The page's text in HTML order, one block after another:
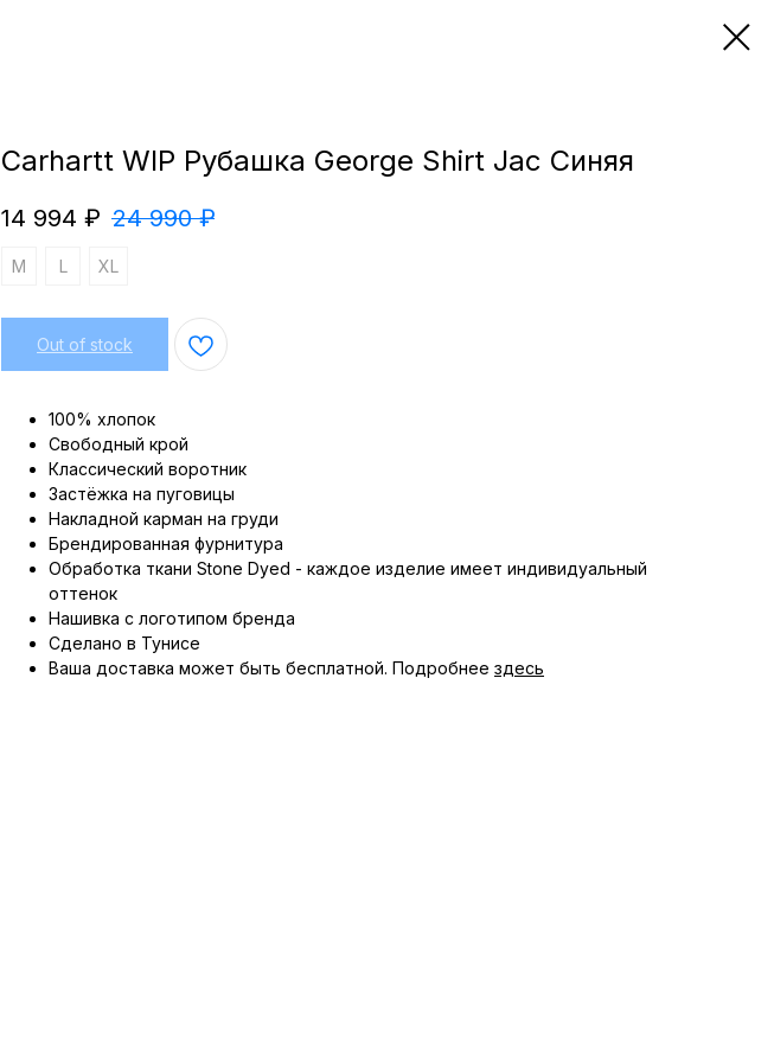
Carhartt WIP Рубашка George Shirt Jac Синяя
14 994 ₽ 24 990 ₽
M L XL
Out of stock
100% хлопок
Свободный крой
Классический воротник
Застёжка на пуговицы
Накладной карман на груди
Брендированная фурнитура
Обработка ткани Stone Dyed - каждое изделие имеет индивидуальный
оттенок
Нашивка с логотипом бренда
Сделано в Тунисе
Ваша доставка может быть бесплатной. Подробнее здесь